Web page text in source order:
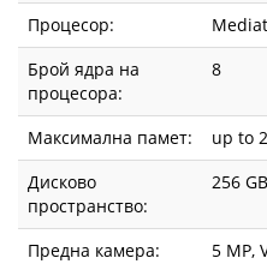
Процесор:
Брой ядра на
процесора:
8
Максимална памет:
up to
Дисково
пространство:
256
Предна камера:
5 MP,